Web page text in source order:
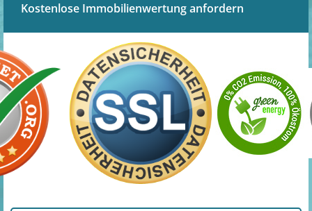
Kostenlose Immobilienwertung anfordern